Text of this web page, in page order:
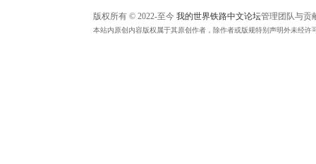
版权所有 © 2022-至今 我的世界铁路中文论坛管理团队与贡
本站内原创内容版权属于其原创作者，除作者或版规特别声明外未经许